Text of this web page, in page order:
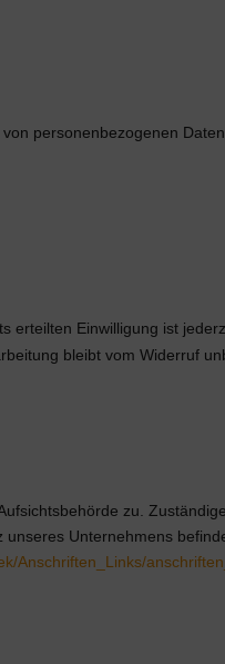
personenbezogenen
erteilten Einwilligung ist
bleibt vom Widerruf
zu.
Unternehmens
Anschriften_Links/